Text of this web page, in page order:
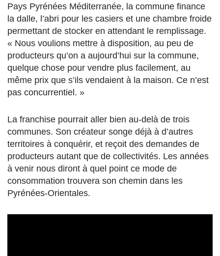
Pays Pyrénées Méditerranée, la commune finance
la dalle, l’abri pour les casiers et une chambre froide
permettant de stocker en attendant le remplissage.
« Nous voulions mettre à disposition, au peu de
producteurs qu’on a aujourd’hui sur la commune,
quelque chose pour vendre plus facilement, au
même prix que s’ils vendaient à la maison. Ce n’est
pas concurrentiel. »
La franchise pourrait aller bien au-delà de trois
communes. Son créateur songe déjà à d’autres
territoires à conquérir, et reçoit des demandes de
producteurs autant que de collectivités. Les années
à venir nous diront à quel point ce mode de
consommation trouvera son chemin dans les
Pyrénées-Orientales.